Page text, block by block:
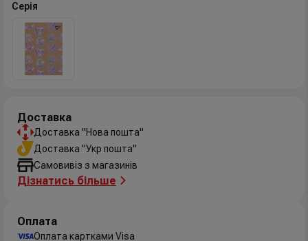
Серія
Доставка
Доставка "Нова пошта"
Доставка "Укр пошта"
Самовивіз з магазинів
Дізнатись більше
Оплата
Оплата картками Visa